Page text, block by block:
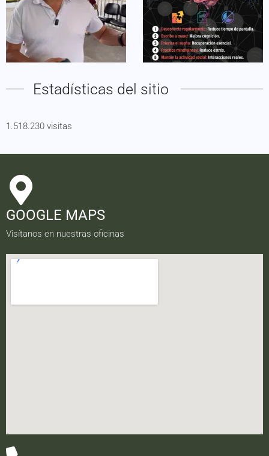
Estadísticas del sitio
1.518.230 visitas
GOOGLE MAPS
Visítanos en nuestras oficinas